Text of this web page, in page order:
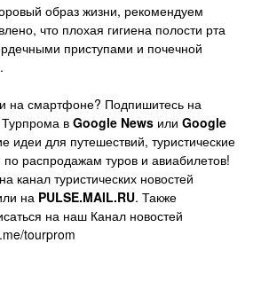
образ жизни, рекомендуем
что плохая гигиена полости рта
приступами и почечной
на смартфоне? Подпишитесь на
Турпрома в Google News или Google
идеи для путешествий, туристические
по распродажам туров и авиабилетов!
канал туристических новостей
на PULSE.MAIL.RU. Также
на наш Канал новостей
tourprom